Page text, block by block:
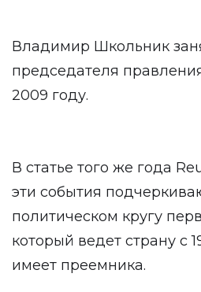
Владимир Школьник
председателя
2009 году.
В статье того же года
эти события
политическом кругу
который ведет страну с
имеет преемника.